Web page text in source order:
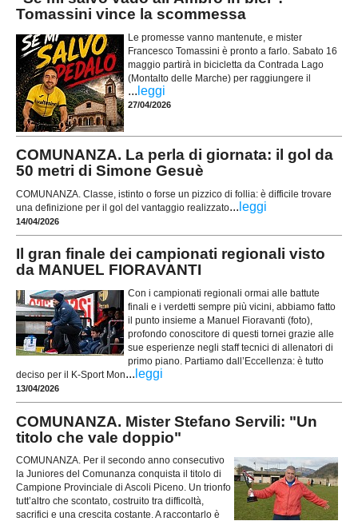
Tomassini vince la scommessa
Le promesse vanno mantenute, e mister
Francesco Tomassini è pronto a farlo. Sabato 16
maggio partirà in bicicletta da Contrada Lago
(Montalto delle Marche) per raggiungere il
... leggi
27/04/2026
COMUNANZA. La perla di giornata: il gol da
50 metri di Simone Gesuè
COMUNANZA. Classe, istinto o forse un pizzico di follia: è difficile trovare
una definizione per il gol del vantaggio realizzato... leggi
14/04/2026
Il gran finale dei campionati regionali visto
da MANUEL FIORAVANTI
Con i campionati regionali ormai alle battute
finali e i verdetti sempre più vicini, abbiamo fatto
il punto insieme a Manuel Fioravanti (foto),
profondo conoscitore di questi tornei grazie alle
sue esperienze negli staff tecnici di allenatori di
primo piano. Partiamo dall’Eccellenza: è tutto
deciso per il K-Sport Mon... leggi
13/04/2026
COMUNANZA. Mister Stefano Servili: "Un
titolo che vale doppio"
COMUNANZA. Per il secondo anno consecutivo
la Juniores del Comunanza conquista il titolo di
Campione Provinciale di Ascoli Piceno. Un trionfo
tutt’altro che scontato, costruito tra difficoltà,
sacrifici e una crescita costante. A raccontarlo è